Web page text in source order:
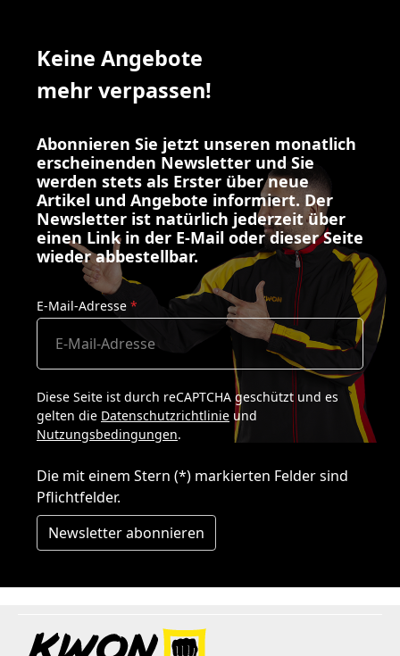
Keine Angebote
mehr verpassen!
Abonnieren Sie jetzt unseren monatlich
erscheinenden Newsletter und Sie
werden stets als Erster über neue
Artikel und Angebote informiert. Der
Newsletter ist natürlich jederzeit über
einen Link in der E-Mail oder dieser Seite
wieder abbestellbar.
E-Mail-Adresse *
Diese Seite ist durch reCAPTCHA geschützt und es
gelten die Datenschutzrichtlinie und
Nutzungsbedingungen.
Die mit einem Stern (*) markierten Felder sind
Pflichtfelder.
Newsletter abonnieren